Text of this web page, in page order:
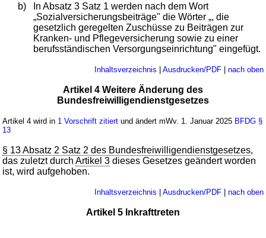
b)
In Absatz 3 Satz 1 werden nach dem Wort
„Sozialversicherungsbeiträge" die Wörter „, die
gesetzlich geregelten Zuschüsse zu Beiträgen zur
Kranken- und Pflegeversicherung sowie zu einer
berufsständischen Versorgungseinrichtung" eingefügt.
Inhaltsverzeichnis | Ausdrucken/PDF| nach oben
Artikel 4 Weitere Änderung des
Bundesfreiwilligendienstgesetzes
Artikel 4 wird in 1 Vorschrift zitiert und ändert mWv. 1. Januar 2025 BFDG §
13
§ 13 Absatz 2 Satz 2 des Bundesfreiwilligendienstgesetzes,
das zuletzt durchArtikel 3 dieses Gesetzes geändert worden
ist, wird aufgehoben.
Inhaltsverzeichnis | Ausdrucken/PDF| nach oben
Artikel 5 Inkrafttreten